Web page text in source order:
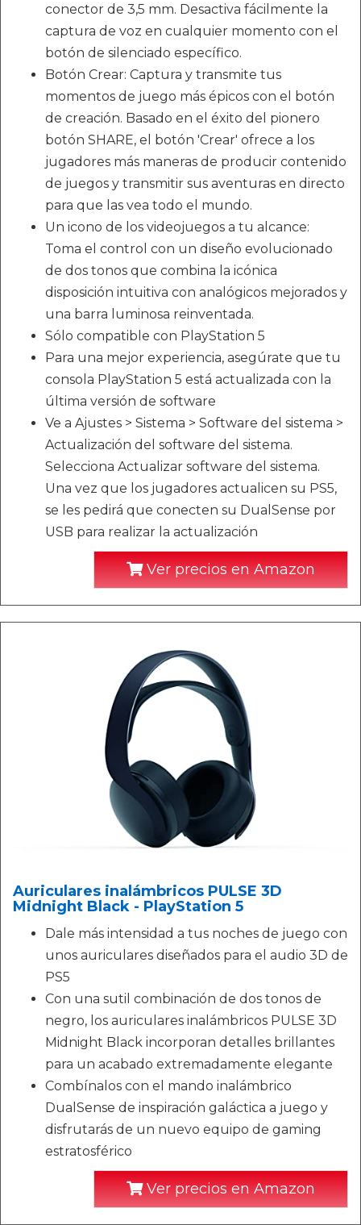
conector de 3,5 mm. Desactiva fácilmente la
captura de voz en cualquier momento con el
botón de silenciado específico.
Botón Crear: Captura y transmite tus
momentos de juego más épicos con el botón
de creación. Basado en el éxito del pionero
botón SHARE, el botón 'Crear' ofrece a los
jugadores más maneras de producir contenido
de juegos y transmitir sus aventuras en directo
para que las vea todo el mundo.
Un icono de los videojuegos a tu alcance:
Toma el control con un diseño evolucionado
de dos tonos que combina la icónica
disposición intuitiva con analógicos mejorados y
una barra luminosa reinventada.
Sólo compatible con PlayStation 5
Para una mejor experiencia, asegúrate que tu
consola PlayStation 5 está actualizada con la
última versión de software
Ve a Ajustes > Sistema > Software del sistema >
Actualización del software del sistema.
Selecciona Actualizar software del sistema.
Una vez que los jugadores actualicen su PS5,
se les pedirá que conecten su DualSense por
USB para realizar la actualización
Ver precios en Amazon
Auriculares inalámbricos PULSE 3D
Midnight Black - PlayStation 5
Dale más intensidad a tus noches de juego con
unos auriculares diseñados para el audio 3D de
PS5
Con una sutil combinación de dos tonos de
negro, los auriculares inalámbricos PULSE 3D
Midnight Black incorporan detalles brillantes
para un acabado extremadamente elegante
Combínalos con el mando inalámbrico
DualSense de inspiración galáctica a juego y
disfrutarás de un nuevo equipo de gaming
estratosférico
Ver precios en Amazon